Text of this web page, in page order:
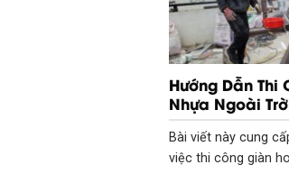
Hướng Dẫn Thi
Nhựa Ngoài
Bài viết này cung
việc thi công giàn